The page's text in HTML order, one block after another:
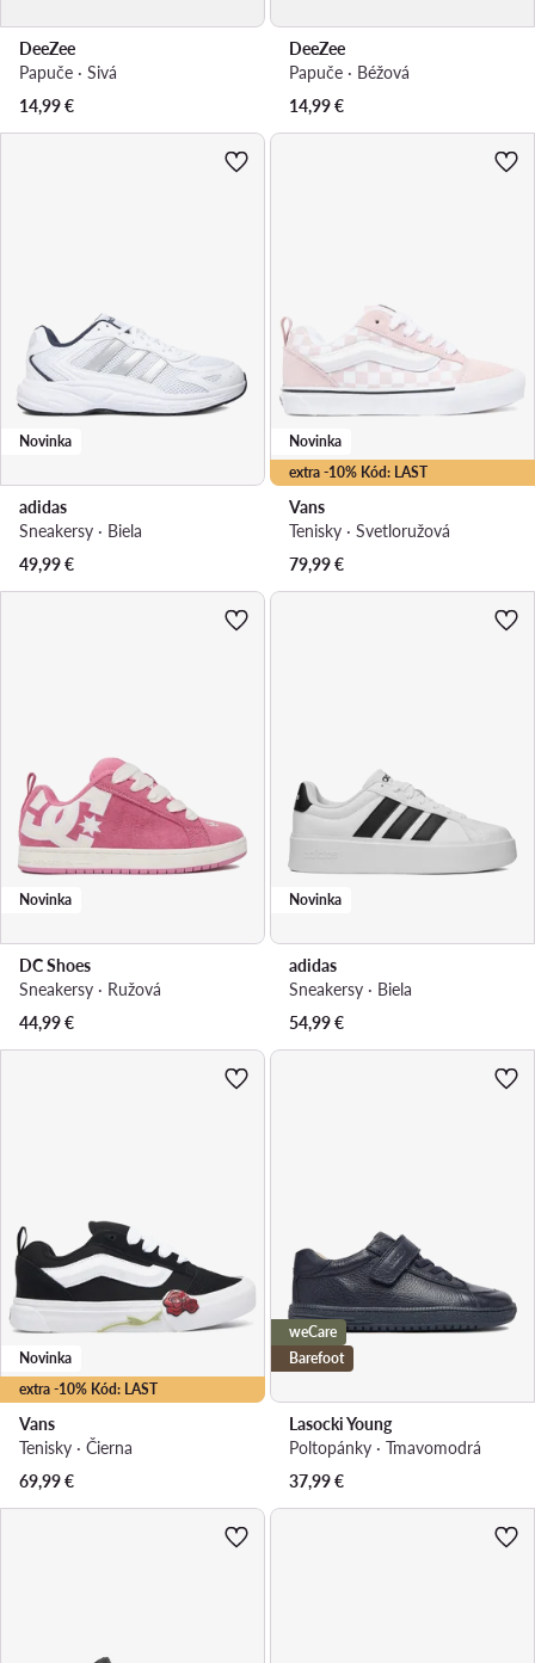
DeeZee
Papuče · Sivá
14,99€
DeeZee
Papuče · Béžová
14,99€
Novinka
adidas
Sneakersy · Biela
49,99€
extra -10% Kód: LAST
Novinka
Vans
Tenisky · Svetloružová
79,99€
Novinka
DC Shoes
Sneakersy · Ružová
44,99€
Novinka
adidas
Sneakersy · Biela
54,99€
extra -10% Kód: LAST
Novinka
Vans
Tenisky · Čierna
69,99€
weCare
Barefoot
Lasocki Young
Poltopánky · Tmavomodrá
37,99€